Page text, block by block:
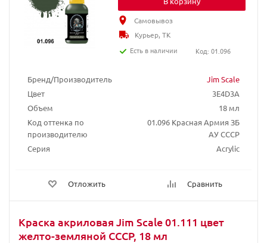
Бренд/Производитель
Jim Scale
Цвет
3E4D3A
Объем
18 мл
Код оттенка по
производителю
01.096 Красная Армия ЗБ
АУ СССР
Серия
Acrylic
Отложить Сравнить
Самовывоз
Курьер, ТК
Есть в наличии
Код: 01.096
Краска акриловая Jim Scale 01.111 цвет
желто-земляной СССР, 18 мл